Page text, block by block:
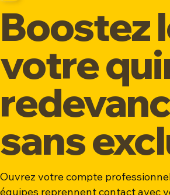
Boostez
votre
sans
Ouvrez votre compte
équipes reprennent contact avec